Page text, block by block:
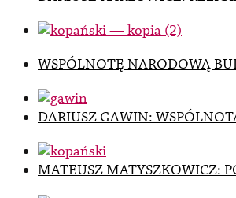
WSPÓLNOTĘ NARODOWĄ
DARIUSZ GAWIN:
MATEUSZ MATYSZKOWICZ: